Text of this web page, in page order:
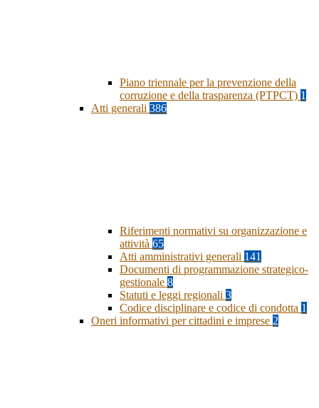
Piano triennale per la prevenzione della
corruzione e della trasparenza (PTPCT) 1
Atti generali 386
Riferimenti normativi su organizzazione e
attività 65
Atti amministrativi generali 141
Documenti di programmazione strategico-
gestionale 8
Statuti e leggi regionali 3
Codice disciplinare e codice di condotta 1
Oneri informativi per cittadini e imprese 2